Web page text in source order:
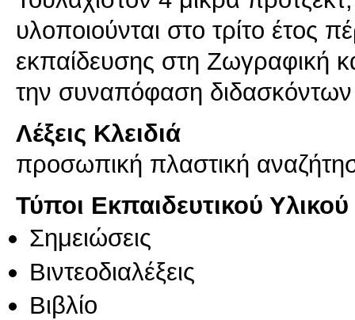
υλοποιούνται στο τρίτο έτος
εκπαίδευσης στη Ζωγραφική
την συναπόφαση διδασκόντων
Λέξεις Κλειδιά
προσωπική πλαστική
Τύποι Εκπαιδευτικού Υλικού
Σημειώσεις
Βιντεοδιαλέξεις
Βιβλίο